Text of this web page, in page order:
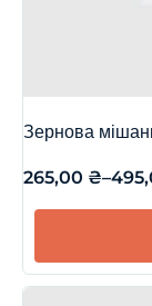
Зернова
265,00 ₴–